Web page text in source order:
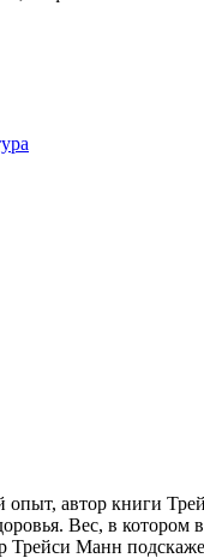
автор книги
Вес, в
Манн